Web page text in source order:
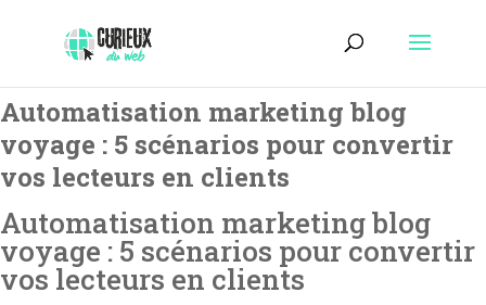
Automatisation marketing blog
voyage : 5 scénarios pour convertir
vos lecteurs en clients
Automatisation marketing blog
voyage : 5 scénarios pour convertir
vos lecteurs en clients